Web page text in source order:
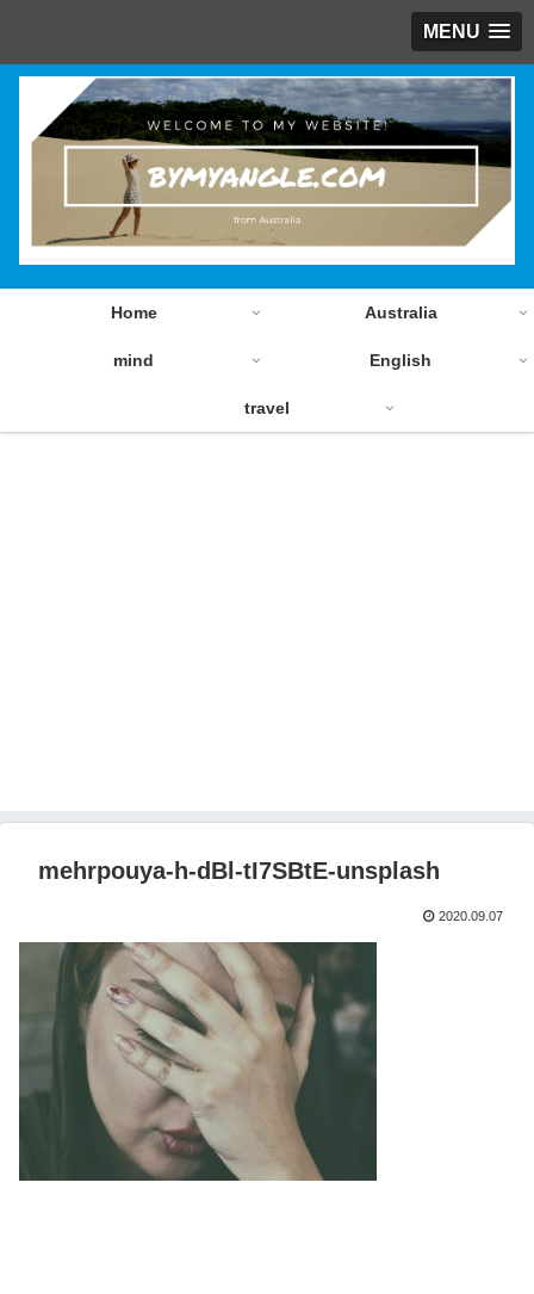
MENU
Home Australia
mind English
travel
mehrpouya-h-dBl-tI7SBtE-unsplash
2020.09.07